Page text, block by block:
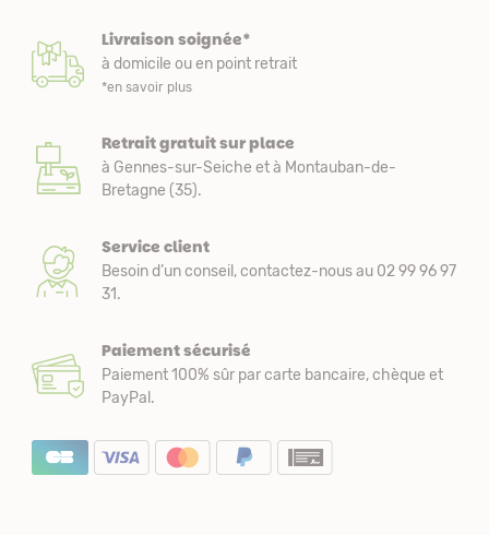
Livraison soignée*
à domicile ou en point retrait
*en savoir plus
Retrait gratuit sur place
à Gennes-sur-Seiche et à Montauban-de-
Bretagne (35).
Service client
Besoin d’un conseil, contactez-nous au 02 99 96 97
31.
Paiement sécurisé
Paiement 100% sûr par carte bancaire, chèque et
PayPal.